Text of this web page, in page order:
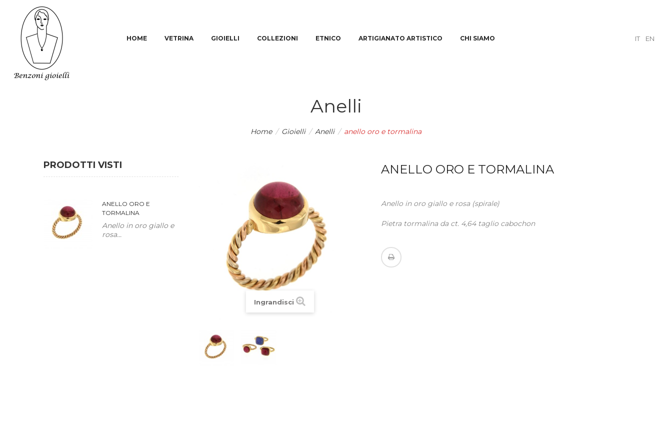
IT EN
HOME VETRINA GIOIELLI COLLEZIONI ETNICO ARTIGIANATO ARTISTICO CHI SIAMO
Anelli
Home / Gioielli / Anelli / anello oro e tormalina
PRODOTTI VISTI
ANELLO ORO E
TORMALINA
Anello in oro giallo e
rosa...
Ingrandisci
ANELLO ORO E TORMALINA
Anello in oro giallo e rosa (spirale)
Pietra tormalina da ct. 4,64 taglio cabochon